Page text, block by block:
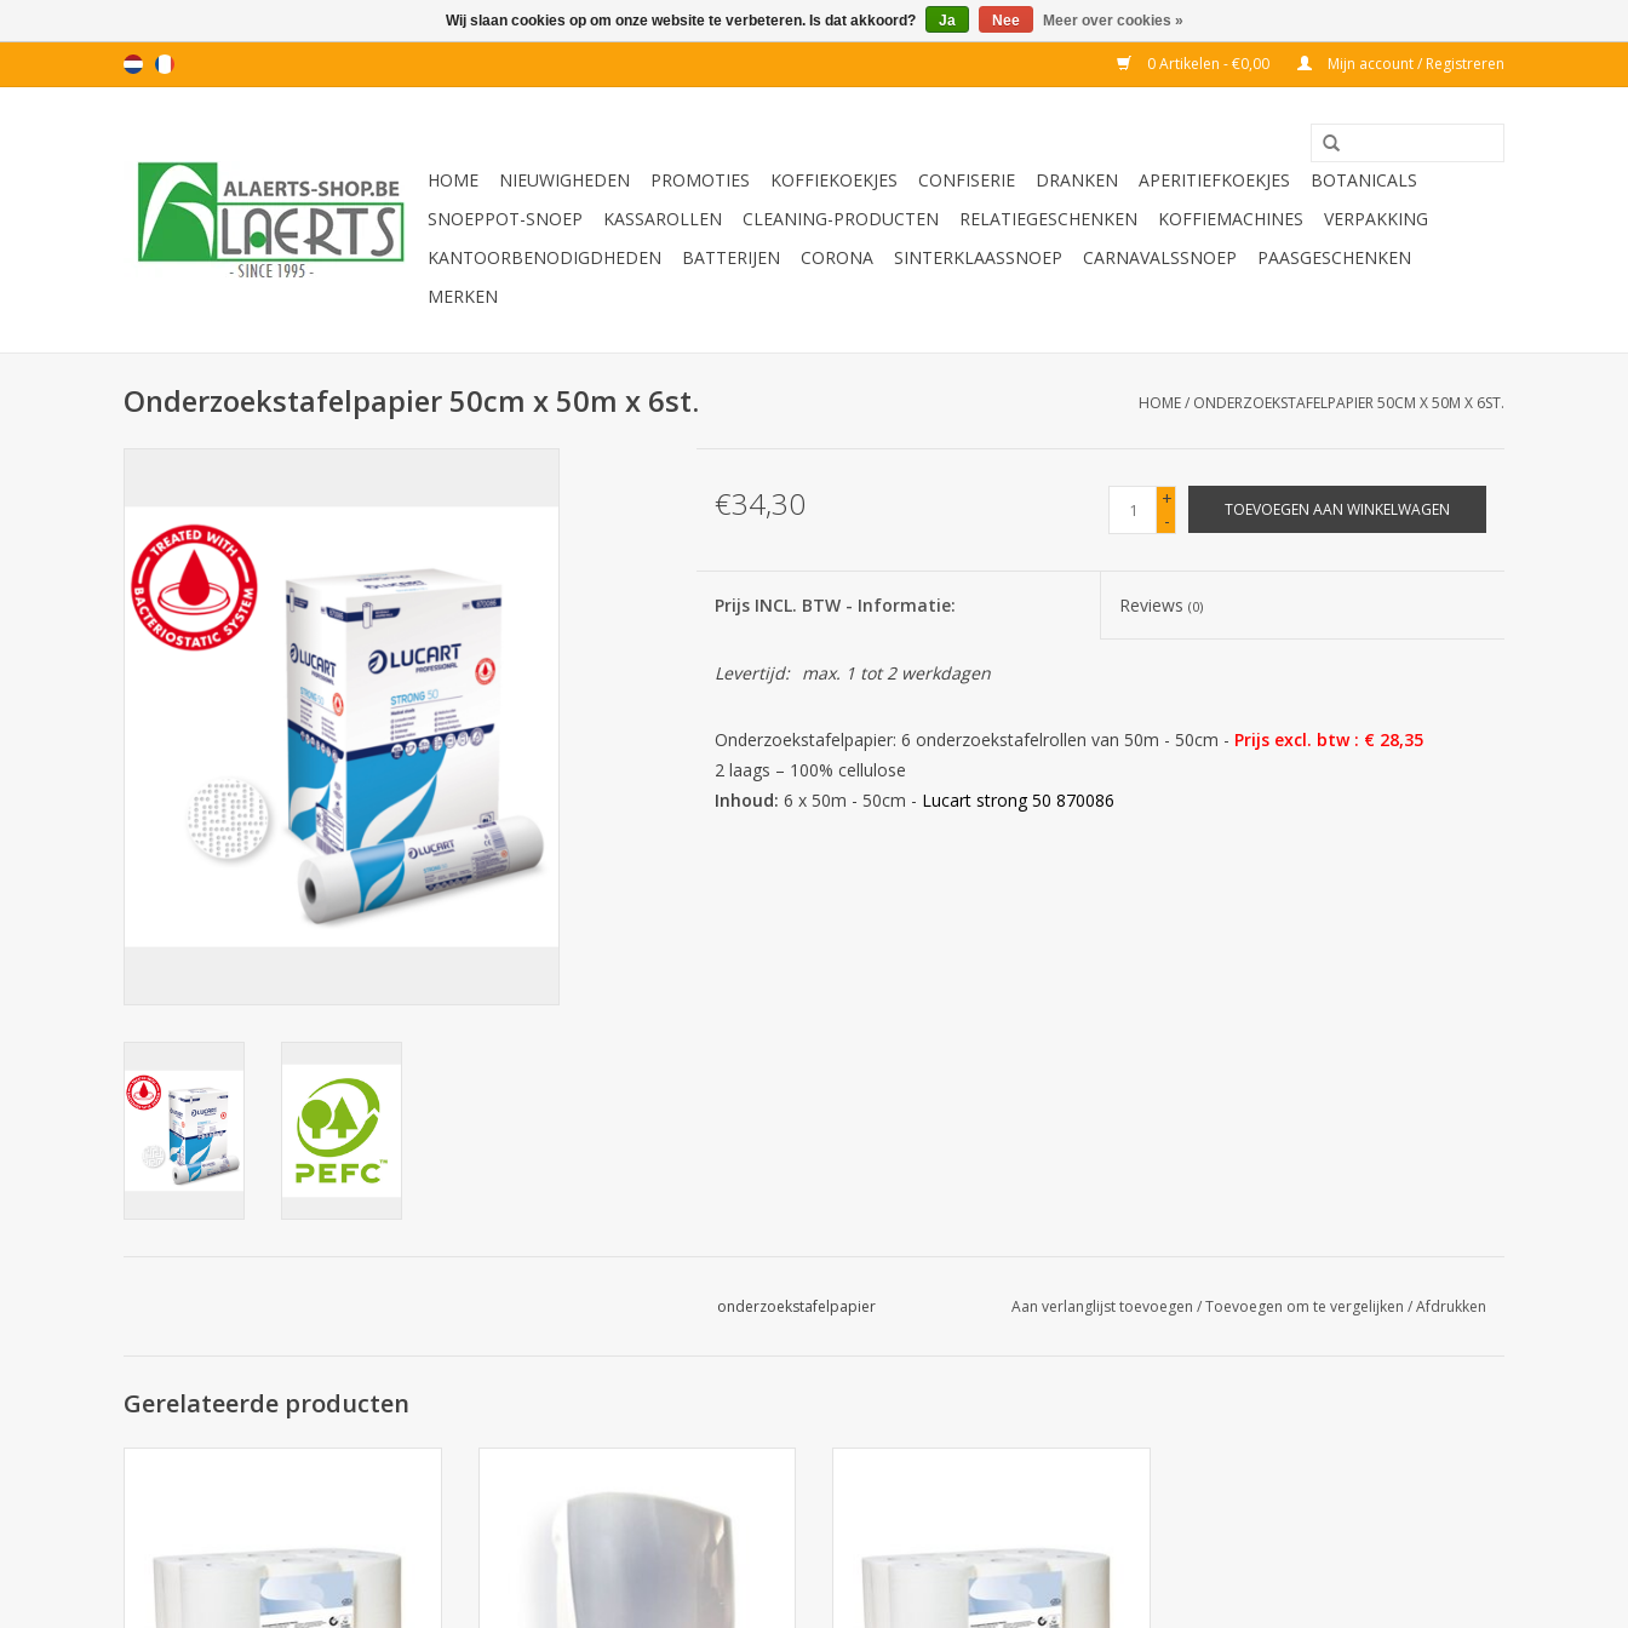
0 Artikelen - €0,00 Mijn account / Registreren
HOME NIEUWIGHEDEN PROMOTIES KOFFIEKOEKJES CONFISERIE DRANKEN APERITIEFKOEKJES
BOTANICALS
SNOEPPOT-SNOEP
KASSAROLLEN CLEANING-PRODUCTEN RELATIEGESCHENKEN KOFFIEMACHINES
VERPAKKING
KANTOORBENODIGDHEDEN
BATTERIJEN CORONA SINTERKLAASSNOEP CARNAVALSSNOEP
PAASGESCHENKEN
MERKEN
Onderzoekstafelpapier 50cm x 50m x 6st. HOME/ ONDERZOEKSTAFELPAPIER 50CM X 50M X 6ST.
€34,30
+
-
TOEVOEGEN AAN WINKELWAGEN
Prijs INCL. BTW - Informatie: Reviews(0)
Levertijd: max. 1 tot 2 werkdagen
Onderzoekstafelpapier: 6 onderzoekstafelrollen van 50m - 50cm - Prijs excl. btw : € 28,35
2 laags – 100% cellulose
Inhoud: 6 x 50m - 50cm - Lucart strong 50 870086
onderzoekstafelpapier Aan verlanglijst toevoegen /Toevoegen om te vergelijken /Afdrukken
Gerelateerde producten
TOEVOEGEN AAN WINKELWAGEN
Wij slaan cookies op om onze website te verbeteren. Is dat akkoord? Ja Nee Meer over cookies »